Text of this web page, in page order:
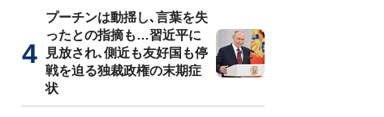
プーチンは動揺し､言葉を失
ったとの指摘も…習近平に
見放され､側近も友好国も停
戦を迫る独裁政権の末期症
状